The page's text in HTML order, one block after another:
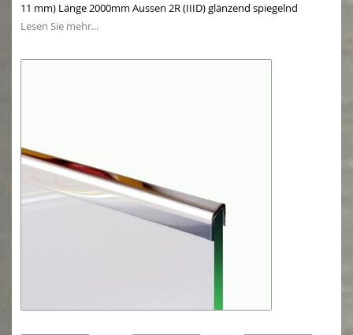
11 mm) Länge 2000mm Aussen 2R (IIID) glänzend spiegelnd
Lesen Sie mehr...